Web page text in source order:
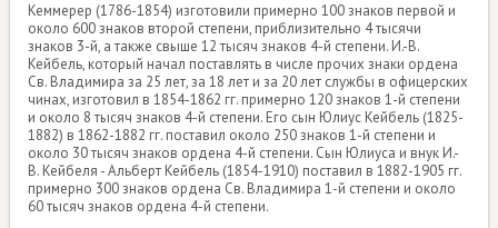
Кеммерер (1786-1854) изготовили примерно 100 знаков первой и
около 600 знаков второй степени, приблизительно 4 тысячи
знаков 3-й, а также свыше 12 тысяч знаков 4-й степени. И.-В.
Кейбель, который начал поставлять в числе прочих знаки ордена
Св. Владимира за 25 лет, за 18 лет и за 20 лет службы в офицерских
чинах, изготовил в 1854-1862 гг. примерно 120 знаков 1-й степени
и около 8 тысяч знаков 4-й степени. Его сын Юлиус Кейбель (1825-
1882) в 1862-1882 гг. поставил около 250 знаков 1-й степени и
около 30 тысяч знаков ордена 4-й степени. Сын Юлиуса и внук И.-
В. Кейбеля - Альберт Кейбель (1854-1910) поставил в 1882-1905 гг.
примерно 300 знаков ордена Св. Владимира 1-й степени и около
60 тысяч знаков ордена 4-й степени.